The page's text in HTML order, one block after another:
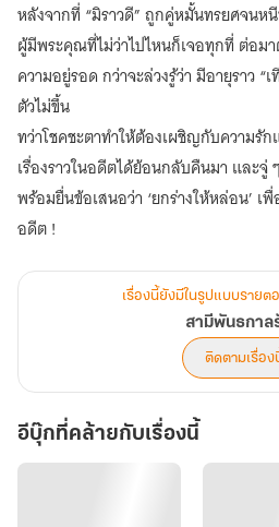
หลังจากที่ “มิราวดี” ถูกคู่หมั้นทรยศจนห
ผู้มีพระคุณที่ไม่ว่าไปไหนก็เจอทุกที่ ต่อม
ความอยู่รอด กว่าจะล่วงรู้ว่า มีอายุราว
ตัวไม่ขึ้น
ทว่าโชคชะตาทำให้ต้องเผชิญกับความรั
เรื่องราวในอดีตได้ย้อนกลับคืนมา และ
พร้อมยื่นข้อเสนอว่า ‘ยกร่างให้หล่อน’ เ
อดีต !
เรื่องนี้ยังมีในรูปแบบรายต
สามีพันธกาล
ติดตามเรื่อง
อีบุ๊กที่คล้ายกับเรื่องนี้